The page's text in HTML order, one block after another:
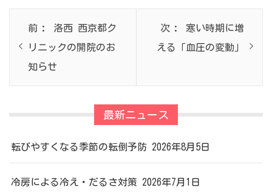
稿
ナ
シ
ョ
ン
前
前
の
投
洛西 西京都ク
リニックの開院のお
知らせ
次
次
の
寒い時期に増
える「血圧の変動」
最新ニュース
転びやすくなる季節の転倒予防 2026年8月5日
冷房による冷え・だるさ対策 2026年7月1日